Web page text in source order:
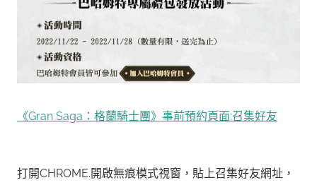
《Gran Saga：格蘭騎士團》事前預約頁面:召集好友
打開CHROME.開啟無痕模式視窗，貼上召集好友網址，